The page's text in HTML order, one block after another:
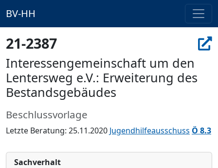
BV-HH
21-2387
Interessengemeinschaft um den
Lentersweg e.V.: Erweiterung des
Bestandsgebäudes
Beschlussvorlage
Letzte Beratung: 25.11.2020 Jugendhilfeausschuss Ö 8.3
Sachverhalt